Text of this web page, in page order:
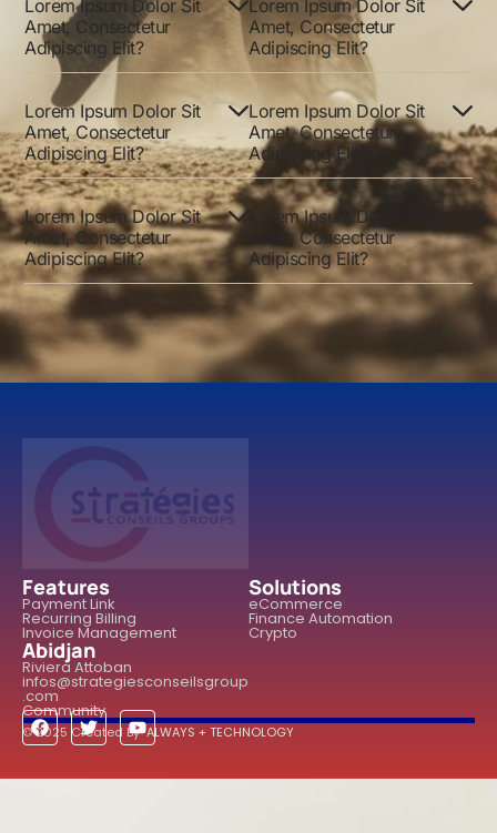
Lorem Ipsum Dolor Sit
Amet, Consectetur
Adipiscing Elit?
Lorem Ipsum Dolor Sit
Amet, Consectetur
Adipiscing Elit?
Lorem Ipsum Dolor Sit
Amet, Consectetur
Adipiscing Elit?
Lorem Ipsum Dolor Sit
Amet, Consectetur
Adipiscing Elit?
Lorem Ipsum Dolor Sit
Amet, Consectetur
Adipiscing Elit?
Lorem Ipsum Dolor Sit
Amet, Consectetur
Adipiscing Elit?
Features
Payment Link
Recurring Billing
Invoice Management
Solutions
eCommerce
Finance Automation
Crypto
Abidjan
Riviera Attoban
infos@strategiesconseilsgroup
.com
Community
© 2025 Created ByALWAYS + TECHNOLOGY